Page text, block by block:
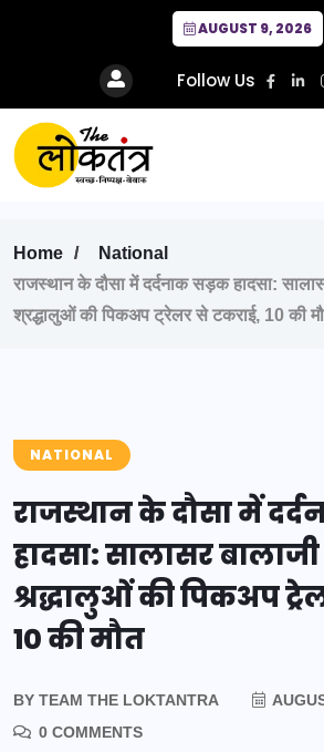
AUGUST 9, 2026
Follow Us
Home
National
राजस्थान के दौसा में दर्दनाक सड़क हादसा:
श्रद्धालुओं की पिकअप ट्रेलर से टकराई, 10 की
NATIONAL
राजस्थान के दौसा में
हादसा: सालासर
श्रद्धालुओं की पिकअप
10 की मौत
BY TEAM THE LOKTANTRA
0 COMMENTS